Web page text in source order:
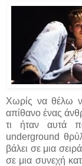
Χωρίς να θέλω
απίθανο ένας
τι ήταν αυτά
underground
βάλει σε μια
σε μια συνεχή